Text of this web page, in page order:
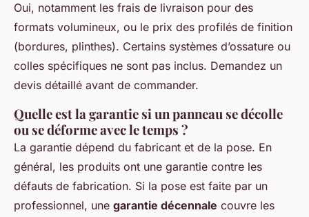
Oui, notamment les frais de livraison pour des
formats volumineux, ou le prix des profilés de finition
(bordures, plinthes). Certains systèmes d’ossature ou
colles spécifiques ne sont pas inclus. Demandez un
devis détaillé avant de commander.
Quelle est la garantie si un panneau se décolle
ou se déforme avec le temps ?
La garantie dépend du fabricant et de la pose. En
général, les produits ont une garantie contre les
défauts de fabrication. Si la pose est faite par un
professionnel, une garantie décennale couvre les